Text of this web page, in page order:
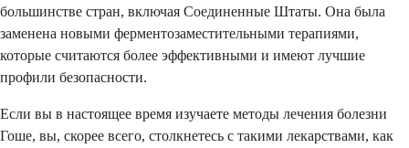
большинстве стран, включая Соединенные Штаты. Она была
заменена новыми ферментозаместительными терапиями,
которые считаются более эффективными и имеют лучшие
профили безопасности.
Если вы в настоящее время изучаете методы лечения болезни
Гоше, вы, скорее всего, столкнетесь с такими лекарствами, как